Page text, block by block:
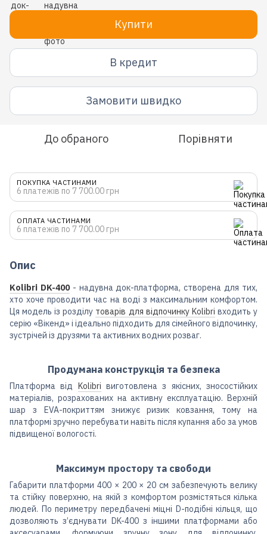
Купити
В кредит
Замовити швидко
До обраного Порівняти
ПОКУПКА ЧАСТИНАМИ
6 платежів по 7 700.00 грн
ОПЛАТА ЧАСТИНАМИ
6 платежів по 7 700.00 грн
Опис
Kolibri DK-400- надувна док-платформа, створена для тих,
хто хоче проводити час на воді з максимальним комфортом.
Ця модель із розділу товарів для відпочинку Kolibri входить у
серію «Вікенд» і ідеально підходить для сімейного відпочинку,
зустрічей із друзями та активних водних розваг.
Продумана конструкція та безпека
Платформа від Kolibri виготовлена з якісних, зносостійких
матеріалів, розрахованих на активну експлуатацію. Верхній
шар з EVA-покриттям знижує ризик ковзання, тому на
платформі зручно перебувати навіть після купання або за умов
підвищеної вологості.
Максимум простору та свободи
Габарити платформи 400 × 200 × 20 см забезпечують велику
та стійку поверхню, на якій з комфортом розмістяться кілька
людей. По периметру передбачені міцні D-подібні кільця, що
дозволяють з’єднувати DK-400 з іншими платформами або